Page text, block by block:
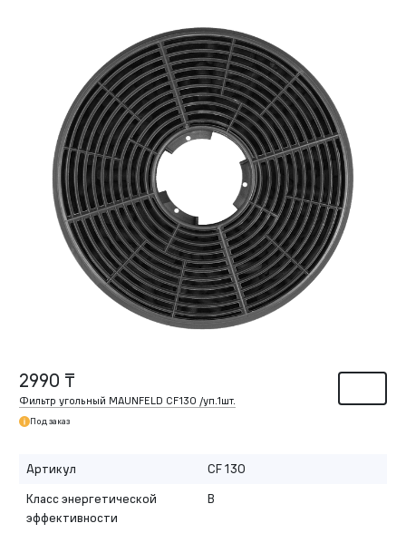
2990 ₸
Фильтр угольный MAUNFELD CF130 /уп.1шт.
Под заказ
Артикул
CF 130
Класс энергетической
эффективности
B